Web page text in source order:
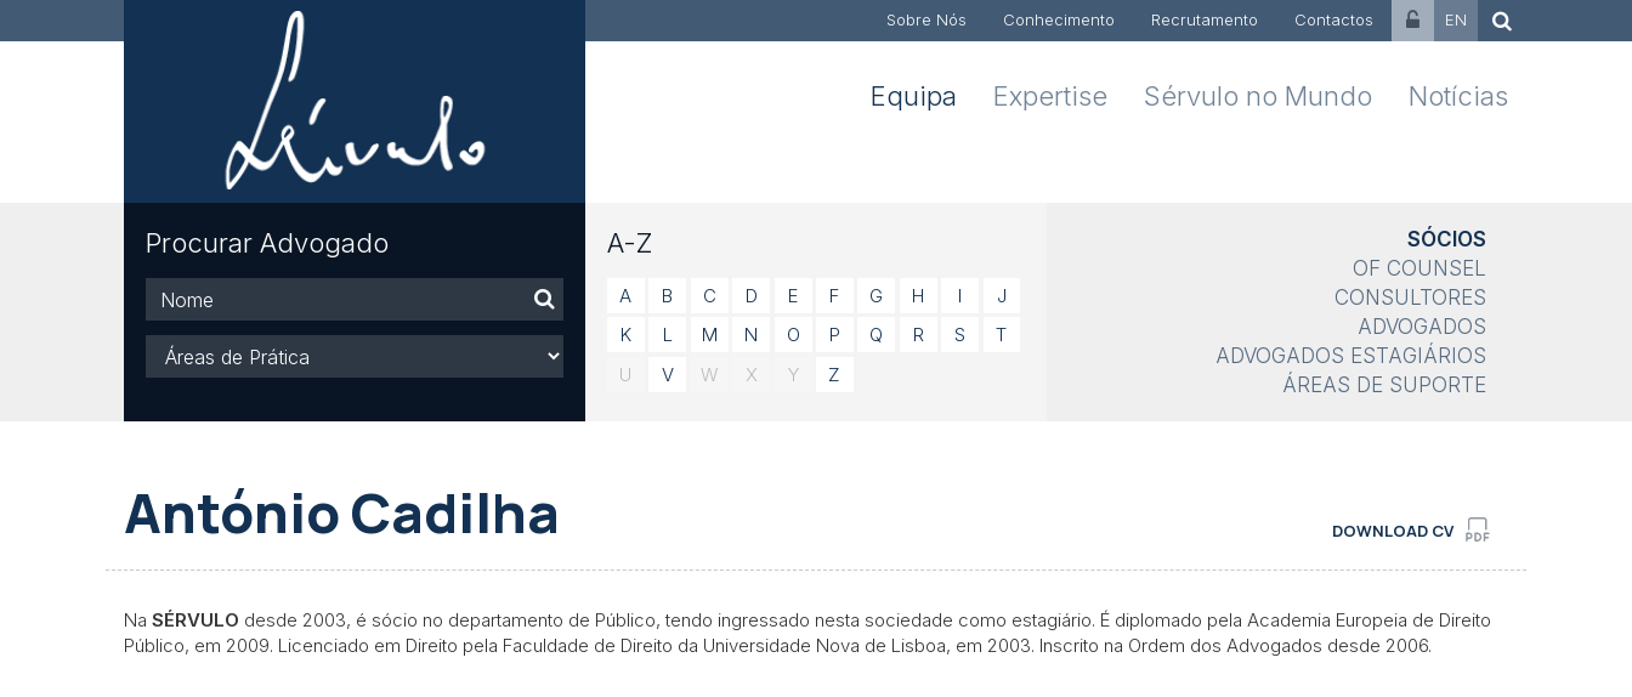
Sobre Nós Conhecimento Recrutamento Contactos EN
Equipa Expertise Sérvulo no Mundo Notícias
Procurar Advogado
Nome
Áreas
de
A-Z
A B C D E F G H I
J
K
L M N O P Q R S
T
U
V W X Y Z
SÓCIOS
OF COUNSEL
CONSULTORES
ADVOGADOS
ADVOGADOS ESTAGIÁRIOS
ÁREAS DE SUPORTE
António Cadilha DOWNLOAD CV
Na SÉRVULO desde 2003, é sócio no departamento de Público, tendo ingressado nesta sociedade como estagiário. É diplomado pela Academia Europeia de Direito
Público, em 2009. Licenciado em Direito pela Faculdade de Direito da Universidade Nova de Lisboa, em 2003. Inscrito na Ordem dos Advogados desde 2006.